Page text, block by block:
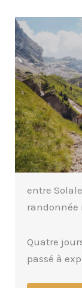
Grandes
plus belles
On ne
recensés